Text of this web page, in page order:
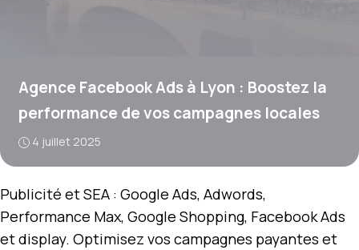
Agence Facebook Ads à Lyon : Boostez la
performance de vos campagnes locales
4 juillet 2025
Publicité et SEA : Google Ads, Adwords,
Performance Max, Google Shopping, Facebook Ads
et display. Optimisez vos campagnes payantes et